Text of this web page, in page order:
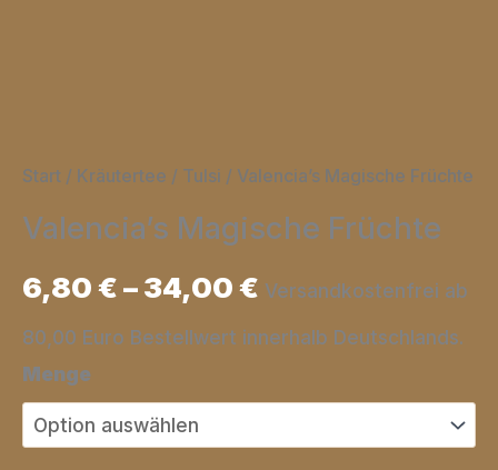
Start / Kräutertee / Tulsi / Valencia’s Magische Früchte
Valencia’s Magische Früchte
6,80€–34,00€ Versandkostenfrei ab
80,00 Euro Bestellwert innerhalb Deutschlands.
Menge